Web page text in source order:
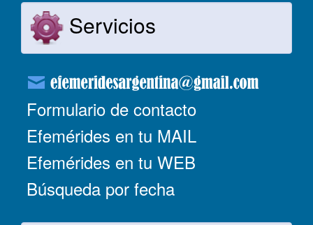
Servicios
Formulario de contacto
Efemérides en tu MAIL
Efemérides en tu WEB
Búsqueda por fecha